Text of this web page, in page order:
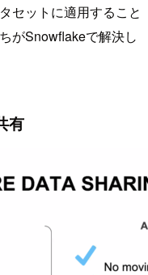
セットに適用すること
がSnowflakeで解決し
有